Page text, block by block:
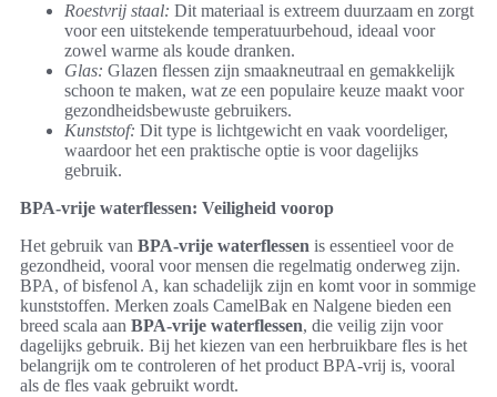
Roestvrij staal: Dit materiaal is extreem duurzaam en zorgt
voor een uitstekende temperatuurbehoud, ideaal voor
zowel warme als koude dranken.
Glas: Glazen flessen zijn smaakneutraal en gemakkelijk
schoon te maken, wat ze een populaire keuze maakt voor
gezondheidsbewuste gebruikers.
Kunststof: Dit type is lichtgewicht en vaak voordeliger,
waardoor het een praktische optie is voor dagelijks
gebruik.
BPA-vrije waterflessen: Veiligheid voorop
Het gebruik van BPA-vrije waterflessen is essentieel voor de
gezondheid, vooral voor mensen die regelmatig onderweg zijn.
BPA, of bisfenol A, kan schadelijk zijn en komt voor in sommige
kunststoffen. Merken zoals CamelBak en Nalgene bieden een
breed scala aan BPA-vrije waterflessen, die veilig zijn voor
dagelijks gebruik. Bij het kiezen van een herbruikbare fles is het
belangrijk om te controleren of het product BPA-vrij is, vooral
als de fles vaak gebruikt wordt.